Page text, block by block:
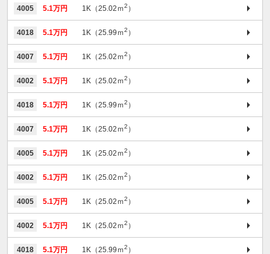
4005 5.1万円 1K（25.02ｍ2 ）
4018 5.1万円 1K（25.99ｍ2 ）
4007 5.1万円 1K（25.02ｍ2 ）
4002 5.1万円 1K（25.02ｍ2 ）
4018 5.1万円 1K（25.99ｍ2 ）
4007 5.1万円 1K（25.02ｍ2 ）
4005 5.1万円 1K（25.02ｍ2 ）
4002 5.1万円 1K（25.02ｍ2 ）
4005 5.1万円 1K（25.02ｍ2 ）
4002 5.1万円 1K（25.02ｍ2 ）
4018 5.1万円 1K（25.99ｍ2 ）